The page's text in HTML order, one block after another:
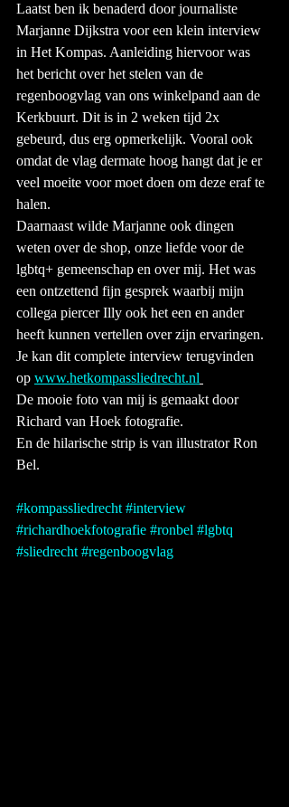
Laatst ben ik benaderd door journaliste
Marjanne Dijkstra voor een klein interview
in Het Kompas. Aanleiding hiervoor was
het bericht over het stelen van de
regenboogvlag van ons winkelpand aan de
Kerkbuurt. Dit is in 2 weken tijd 2x
gebeurd, dus erg opmerkelijk. Vooral ook
omdat de vlag dermate hoog hangt dat je er
veel moeite voor moet doen om deze eraf te
halen.
Daarnaast wilde Marjanne ook dingen
weten over de shop, onze liefde voor de
lgbtq+ gemeenschap en over mij. Het was
een ontzettend fijn gesprek waarbij mijn
collega piercer Illy ook het een en ander
heeft kunnen vertellen over zijn ervaringen.
Je kan dit complete interview terugvinden
op www.hetkompassliedrecht.nl
De mooie foto van mij is gemaakt door
Richard van Hoek fotografie.
En de hilarische strip is van illustrator Ron
Bel.
#kompassliedrecht #interview
#richardhoekfotografie #ronbel #lgbtq
#sliedrecht #regenboogvlag